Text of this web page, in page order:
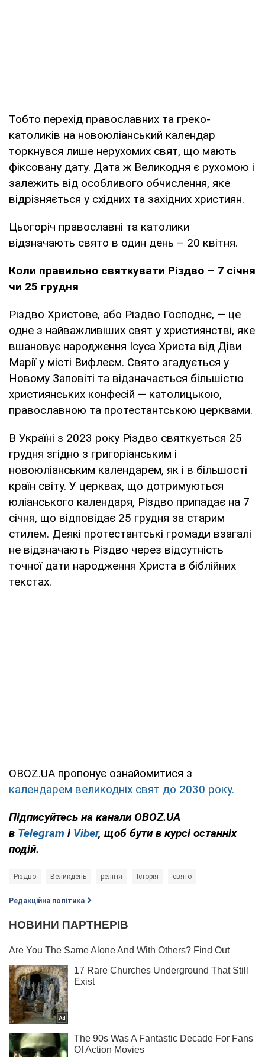
Тобто перехід православних та греко-
католиків на новоюліанський календар
торкнувся лише нерухомих свят, що мають
фіксовану дату. Дата ж Великодня є рухомою і
залежить від особливого обчислення, яке
відрізняється у східних та західних християн.
Цьогоріч православні та католики
відзначають свято в один день – 20 квітня.
Коли правильно святкувати Різдво – 7 січня
чи 25 грудня
Різдво Христове, або Різдво Господнє, — це
одне з найважливіших свят у християнстві, яке
вшановує народження Ісуса Христа від Діви
Марії у місті Вифлеєм. Свято згадується у
Новому Заповіті та відзначається більшістю
християнських конфесій — католицькою,
православною та протестантською церквами.
В Україні з 2023 року Різдво святкується 25
грудня згідно з григоріанським і
новоюліанським календарем, як і в більшості
країн світу. У церквах, що дотримуються
юліанського календаря, Різдво припадає на 7
січня, що відповідає 25 грудня за старим
стилем. Деякі протестантські громади взагалі
не відзначають Різдво через відсутність
точної дати народження Христа в біблійних
текстах.
OBOZ.UA пропонує ознайомитися з
календарем великодніх свят до 2030 року.
Підписуйтесь на канали OBOZ.UA
в Telegram і Viber, щоб бути в курсі останніх
подій.
Різдво Великдень релігія Історія свято
Редакційна політика